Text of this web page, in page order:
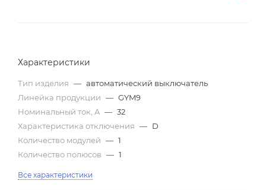
Характеристики
Тип изделия — автоматический выключатель
Линейка продукции — GYM9
Номинальный ток, A — 32
Характеристика отключения — D
Количество модулей — 1
Количество полюсов — 1
Все характеристики